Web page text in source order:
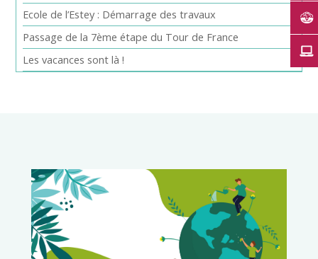
Ecole de l’Estey : Démarrage des travaux
Passage de la 7ème étape du Tour de France
Les vacances sont là !